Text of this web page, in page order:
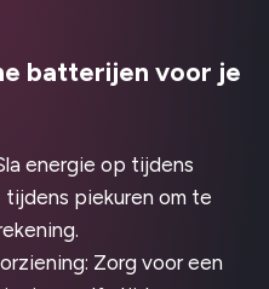
batterijen voor je
energie op tijdens
tijdens piekuren om te
Zorg voor een